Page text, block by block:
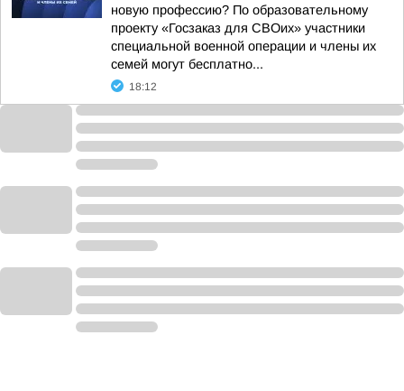
новую профессию? По образовательному
проекту «Госзаказ для СВОих» участники
специальной военной операции и члены их
семей могут бесплатно...
18:12